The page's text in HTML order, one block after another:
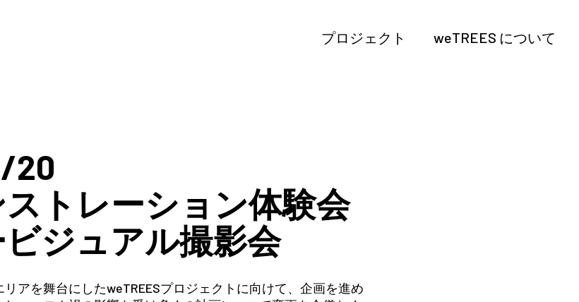
プロジェクト weTREES について
20
トレーション体験会
ビジュアル撮影会
アを舞台にしたweTREESプロジェクトに向けて、企画を進め